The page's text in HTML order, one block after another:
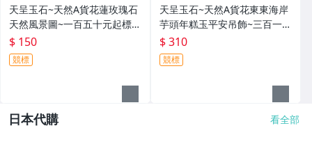
天呈玉石~天然A貨花蓮玫瑰石
天然風景圖~一百五十元起標無
底價～編號:00003 尺寸:300~2
50(mm)
$ 150
競標
天呈玉石~天然A貨花東東海岸
芋頭年糕玉平安吊飾~三百一十
元起標無底價元起標無底價～~
編號:6825 尺寸:60~45~30(m
m)
$ 310
競標
日本代購 看全部